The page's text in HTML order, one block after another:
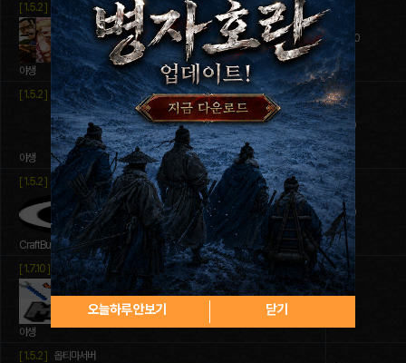
[ 1.5.2 ]자동화랜덤무기전쟁
야생
0 / 100
[ 1.5.2 ]밤꽃서버
야생
Off
0 / 30
[ 1.5.2 ]GSCITY
CraftBukkit
Off
0 / 40
[ 1.7.10 ] 세리븐 서버(모드서버입니다.)
야생
Off
0 / 20
[ 1.5.2 ] 옵티마서버
오늘하루 안보기 닫기